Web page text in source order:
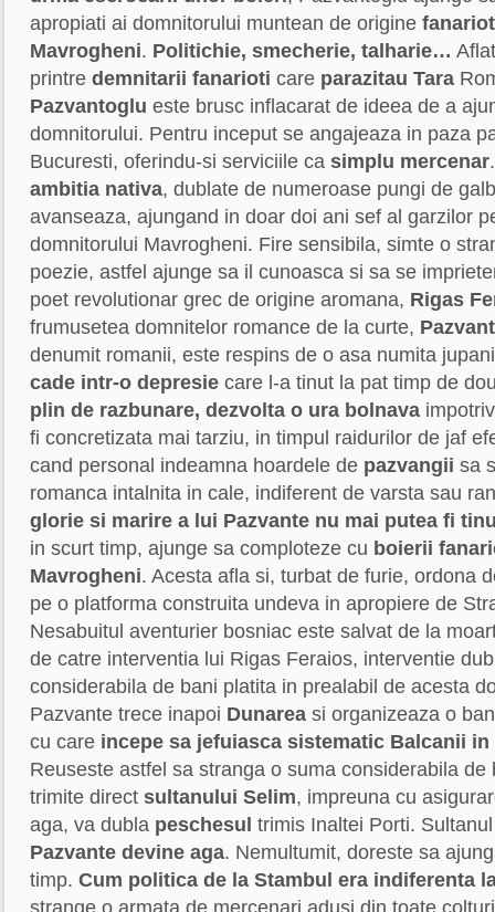
apropiati ai domnitorului muntean de origine
Mavrogheni. Politichie, smecherie, talharie…
printre demnitarii fanarioti care parazitau Tara
Pazvantoglu este brusc inflacarat de ideea de a
domnitorului. Pentru inceput se angajeaza in paza
Bucuresti, oferindu-si serviciile ca simplu mercenar
ambitia nativa, dublate de numeroase pungi de
avanseaza, ajungand in doar doi ani sef al garzilor
domnitorului Mavrogheni. Fire sensibila, simte o
poezie, astfel ajunge sa il cunoasca si sa se
poet revolutionar grec de origine aromana, Rigas
frumusetea domnitelor romance de la curte,
denumit romanii, este respins de o asa numita
cade intr-o depresie care l-a tinut la pat timp de
plin de razbunare, dezvolta o ura bolnava
fi concretizata mai tarziu, in timpul raidurilor de jaf
cand personal indeamna hoardele de pazvangii sa
romanca intalnita in cale, indiferent de varsta sau
glorie si marire a lui Pazvante nu mai putea fi
in scurt timp, ajunge sa comploteze cu boierii
Mavrogheni. Acesta afla si, turbat de furie, ordona
pe o platforma construita undeva in apropiere de
Nesabuitul aventurier bosniac este salvat de la
de catre interventia lui Rigas Feraios, interventie
considerabila de bani platita in prealabil de acesta
Pazvante trece inapoi Dunarea si organizeaza o
cu care incepe sa jefuiasca sistematic Balcanii
Reuseste astfel sa stranga o suma considerabila de
trimite direct sultanului Selim, impreuna cu
aga, va dubla peschesul trimis Inaltei Porti.
Pazvante devine aga. Nemultumit, doreste sa
timp. Cum politica de la Stambul era indiferenta
strange o armata de mercenari adusi din toate